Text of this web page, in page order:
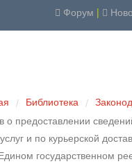
Форум |
/ Библиотека /
о предоставлении
и по курьерской
государственном